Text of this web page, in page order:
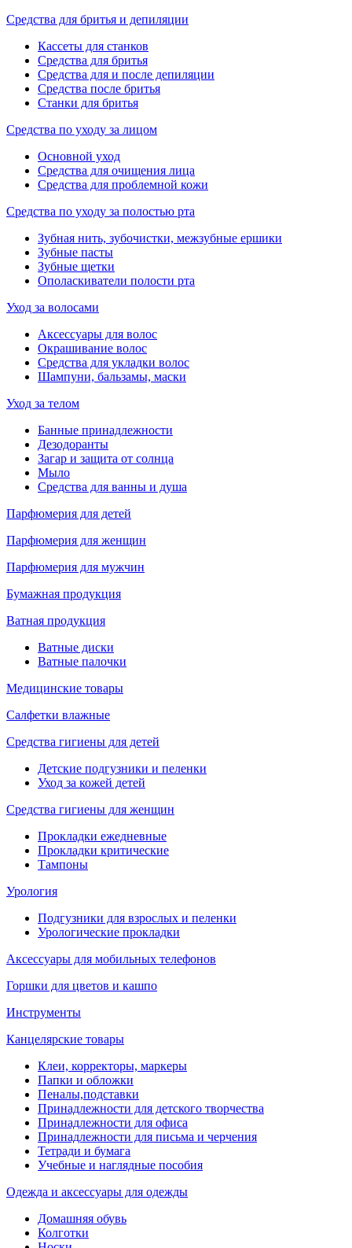
Средства для бритья и депиляции
Кассеты для станков
Средства для бритья
Средства для и после депиляции
Средства после бритья
Станки для бритья
Средства по уходу за лицом
Основной уход
Средства для очищения лица
Средства для проблемной кожи
Средства по уходу за полостью рта
Зубная нить, зубочистки, межзубные ершики
Зубные пасты
Зубные щетки
Ополаскиватели полости рта
Уход за волосами
Аксессуары для волос
Окрашивание волос
Средства для укладки волос
Шампуни, бальзамы, маски
Уход за телом
Банные принадлежности
Дезодоранты
Загар и защита от солнца
Мыло
Средства для ванны и душа
Парфюмерия для детей
Парфюмерия для женщин
Парфюмерия для мужчин
Бумажная продукция
Ватная продукция
Ватные диски
Ватные палочки
Медицинские товары
Салфетки влажные
Средства гигиены для детей
Детские подгузники и пеленки
Уход за кожей детей
Средства гигиены для женщин
Прокладки ежедневные
Прокладки критические
Тампоны
Урология
Подгузники для взрослых и пеленки
Урологические прокладки
Аксессуары для мобильных телефонов
Горшки для цветов и кашпо
Инструменты
Канцелярские товары
Клеи, корректоры, маркеры
Папки и обложки
Пеналы,подставки
Принадлежности для детского творчества
Принадлежности для офиса
Принадлежности для письма и черчения
Тетради и бумага
Учебные и наглядные пособия
Одежда и аксессуары для одежды
Домашняя обувь
Колготки